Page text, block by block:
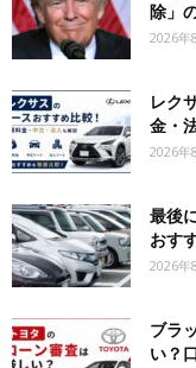
除」
2026年
レク
金・
2026年
最後
おす
2026年
ブラ
い？